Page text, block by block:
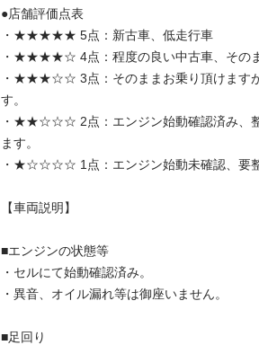
●店舗評価点表
・★★★★★ 5点：新古車、低走行車
・★★★★☆ 4点：程度の良い中古車、そのま
・★★★☆☆ 3点：そのままお乗り頂けますが
す。
・★★☆☆☆ 2点：エンジン始動確認済み、
ます。
・★☆☆☆☆ 1点：エンジン始動未確認、要整
【車両説明】
■エンジンの状態等
・セルにて始動確認済み。
・異音、オイル漏れ等は御座いません。
■足回り